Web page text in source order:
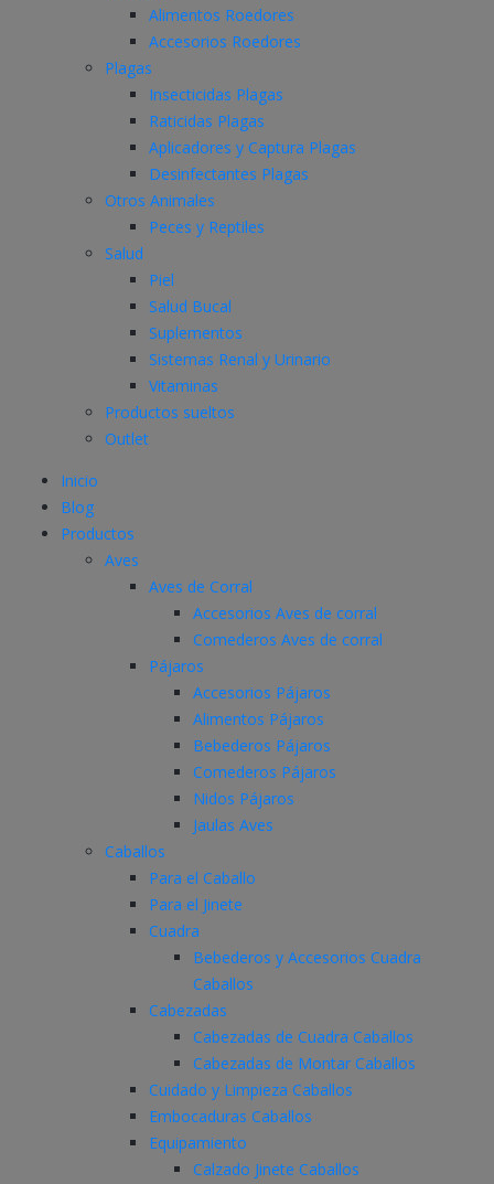
Alimentos Roedores
Accesorios Roedores
Plagas
Insecticidas Plagas
Raticidas Plagas
Aplicadores y Captura Plagas
Desinfectantes Plagas
Otros Animales
Peces y Reptiles
Salud
Piel
Salud Bucal
Suplementos
Sistemas Renal y Urinario
Vitaminas
Productos sueltos
Outlet
Inicio
Blog
Productos
Aves
Aves de Corral
Accesorios Aves de corral
Comederos Aves de corral
Pájaros
Accesorios Pájaros
Alimentos Pájaros
Bebederos Pájaros
Comederos Pájaros
Nidos Pájaros
Jaulas Aves
Caballos
Para el Caballo
Para el Jinete
Cuadra
Bebederos y Accesorios Cuadra
Caballos
Cabezadas
Cabezadas de Cuadra Caballos
Cabezadas de Montar Caballos
Cuidado y Limpieza Caballos
Embocaduras Caballos
Equipamiento
Calzado Jinete Caballos